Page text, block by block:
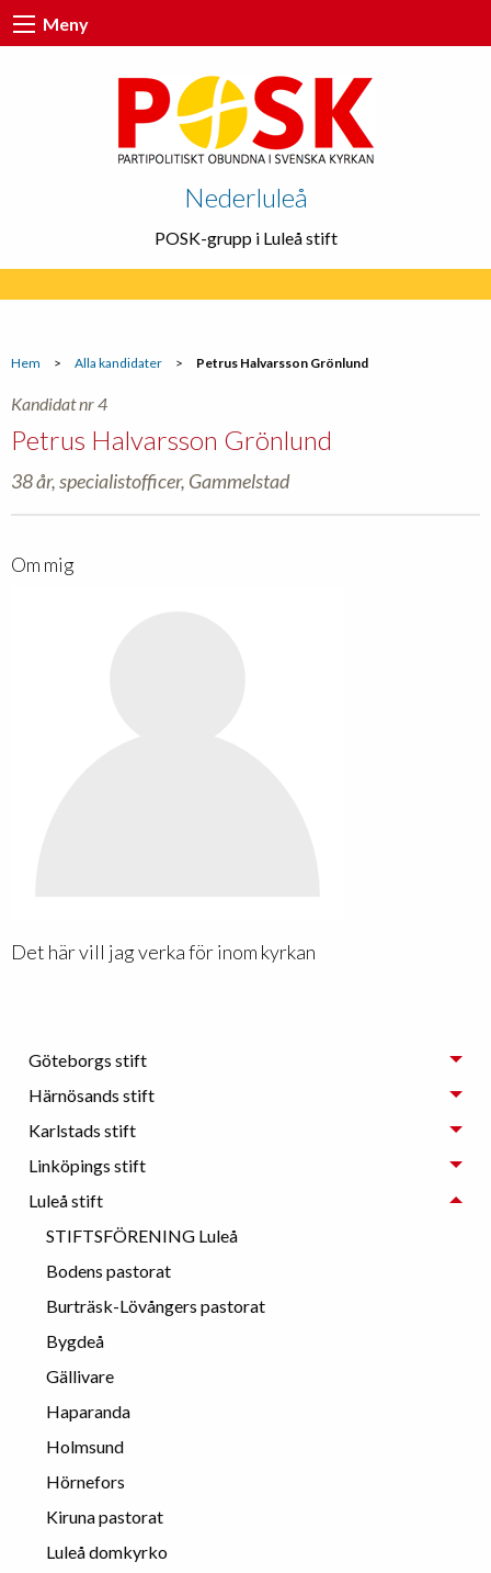
Meny
Nederluleå
POSK-grupp i Luleå stift
Hem > Alla kandidater > Petrus Halvarsson Grönlund
Kandidat nr 4
Petrus Halvarsson Grönlund
38 år, specialistofficer, Gammelstad
Om mig
Det här vill jag verka för inom kyrkan
Göteborgs stift
Härnösands stift
Karlstads stift
Linköpings stift
Luleå stift
STIFTSFÖRENING Luleå
Bodens pastorat
Burträsk-Lövångers pastorat
Bygdeå
Gällivare
Haparanda
Holmsund
Hörnefors
Kiruna pastorat
Luleå domkyrko